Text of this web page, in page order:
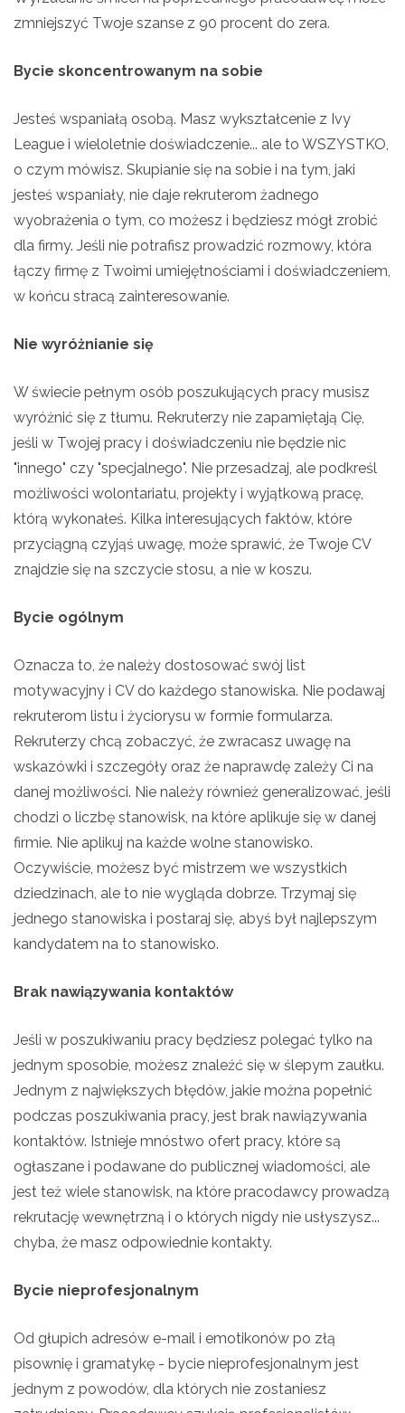
zmniejszyć Twoje szanse z 90 procent do zera.
Bycie skoncentrowanym na sobie
Jesteś wspaniałą osobą. Masz wykształcenie z Ivy
League i wieloletnie doświadczenie... ale to WSZYSTKO,
o czym mówisz. Skupianie się na sobie i na tym, jaki
jesteś wspaniały, nie daje rekruterom żadnego
wyobrażenia o tym, co możesz i będziesz mógł zrobić
dla firmy. Jeśli nie potrafisz prowadzić rozmowy, która
łączy firmę z Twoimi umiejętnościami i doświadczeniem,
w końcu stracą zainteresowanie.
Nie wyróżnianie się
W świecie pełnym osób poszukujących pracy musisz
wyróżnić się z tłumu. Rekruterzy nie zapamiętają Cię,
jeśli w Twojej pracy i doświadczeniu nie będzie nic
"innego" czy "specjalnego". Nie przesadzaj, ale podkreśl
możliwości wolontariatu, projekty i wyjątkową pracę,
którą wykonałeś. Kilka interesujących faktów, które
przyciągną czyjąś uwagę, może sprawić, że Twoje CV
znajdzie się na szczycie stosu, a nie w koszu.
Bycie ogólnym
Oznacza to, że należy dostosować swój list
motywacyjny i CV do każdego stanowiska. Nie podawaj
rekruterom listu i życiorysu w formie formularza.
Rekruterzy chcą zobaczyć, że zwracasz uwagę na
wskazówki i szczegóły oraz że naprawdę zależy Ci na
danej możliwości. Nie należy również generalizować, jeśli
chodzi o liczbę stanowisk, na które aplikuje się w danej
firmie. Nie aplikuj na każde wolne stanowisko.
Oczywiście, możesz być mistrzem we wszystkich
dziedzinach, ale to nie wygląda dobrze. Trzymaj się
jednego stanowiska i postaraj się, abyś był najlepszym
kandydatem na to stanowisko.
Brak nawiązywania kontaktów
Jeśli w poszukiwaniu pracy będziesz polegać tylko na
jednym sposobie, możesz znaleźć się w ślepym zaułku.
Jednym z największych błędów, jakie można popełnić
podczas poszukiwania pracy, jest brak nawiązywania
kontaktów. Istnieje mnóstwo ofert pracy, które są
ogłaszane i podawane do publicznej wiadomości, ale
jest też wiele stanowisk, na które pracodawcy prowadzą
rekrutację wewnętrzną i o których nigdy nie usłyszysz...
chyba, że masz odpowiednie kontakty.
Bycie nieprofesjonalnym
Od głupich adresów e-mail i emotikonów po złą
pisownię i gramatykę - bycie nieprofesjonalnym jest
jednym z powodów, dla których nie zostaniesz